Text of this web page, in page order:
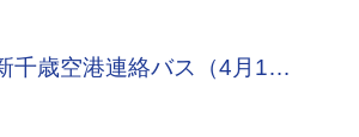
R8夏ダイヤ_新千歳空港連絡バス（4月1日～）